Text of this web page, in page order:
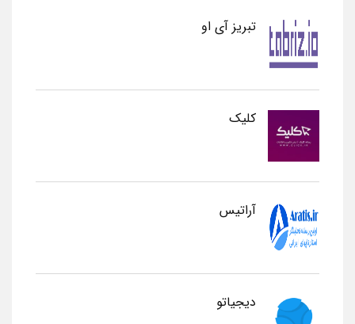
تبریز آی او
کلیک
آراتیس
دیجیاتو